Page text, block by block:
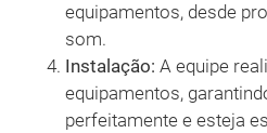
equipamentos, desde
som.
Instalação: A equipe
equipamentos,
perfeitamente e esteja